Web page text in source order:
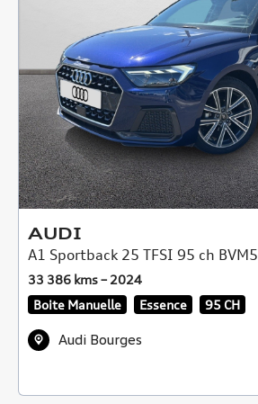
AUDI
A1 Sportback 25 TFSI 95 ch BVM5
33 386 kms – 2024
Boite Manuelle
Essence 95 CH
Audi Bourges